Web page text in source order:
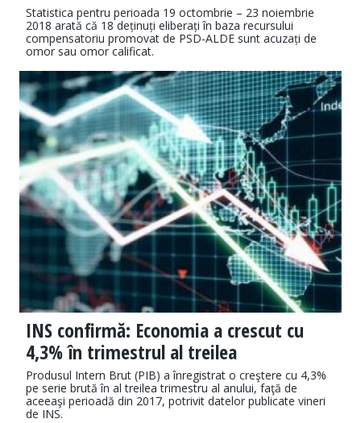
Statistica pentru perioada 19 octombrie – 23 noiembrie
2018 arată că 18 deținuți eliberați în baza recursului
compensatoriu promovat de PSD-ALDE sunt acuzați de
omor sau omor calificat.
INS confirmă: Economia a crescut cu
4,3% în trimestrul al treilea
​Produsul Intern Brut (PIB) a înregistrat o creştere cu 4,3%
pe serie brută în al treilea trimestru al anului, faţă de
aceeaşi perioadă din 2017, potrivit datelor publicate vineri
de INS.